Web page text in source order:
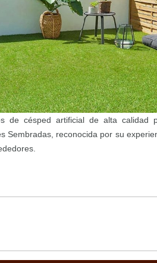
de césped artificial de alta calidad
Sembradas, reconocida por su